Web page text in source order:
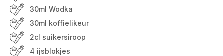
30ml Wodka
30ml koffielikeur
2cl suikersiroop
4 ijsblokjes